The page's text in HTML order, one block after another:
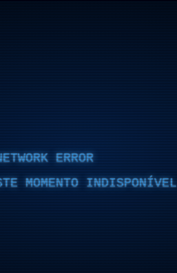
ERROR
MOMENTO INDISPONÍVEL